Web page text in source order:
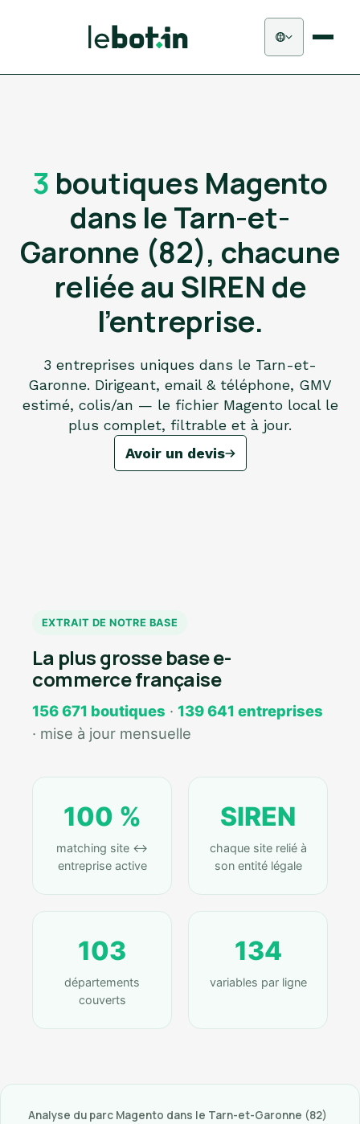
3 boutiques Magento
dans le Tarn-et-
Garonne (82), chacune
reliée au SIREN de
l'entreprise.
3 entreprises uniques dans le Tarn-et-
Garonne. Dirigeant, email & téléphone, GMV
estimé, colis/an — le fichier Magento local le
plus complet, filtrable et à jour.
Avoir un devis
EXTRAIT DE NOTRE BASE
La plus grosse base e-
commerce française
156 671 boutiques · 139 641 entreprises
· mise à jour mensuelle
100 %
matching site ↔
entreprise active
SIREN
chaque site relié à
son entité légale
103
départements
couverts
134
variables par ligne
Analyse du parc Magento dans le Tarn-et-Garonne (82)